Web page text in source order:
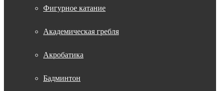
Фигурное катание
Академическая гребля
Акробатика
Бадминтон